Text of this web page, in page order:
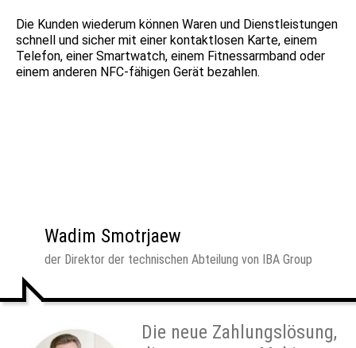
Die Kunden wiederum können Waren und Dienstleistungen
schnell und sicher mit einer kontaktlosen Karte, einem
Telefon, einer Smartwatch, einem Fitnessarmband oder
einem anderen NFC-fähigen Gerät bezahlen.
Die neue Zahlungslösung,
Wadim Smotrjaew
der Direktor der technischen Abteilung von IBA Group